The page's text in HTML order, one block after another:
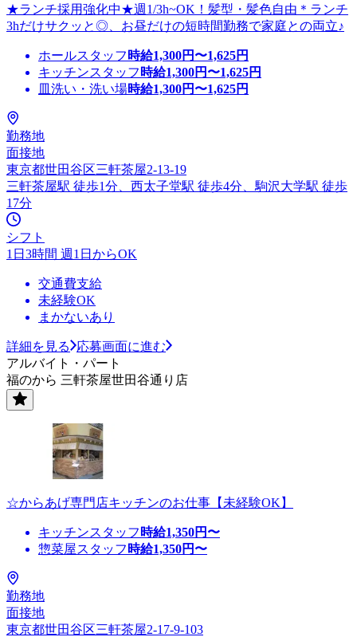
★ランチ採用強化中★週1/3h~OK！髪型・髪色自由＊ランチ
3hだけサクッと◎、お昼だけの短時間勤務で家庭との両立♪
ホールスタッフ 時給1,300円〜1,625円
キッチンスタッフ 時給1,300円〜1,625円
皿洗い・洗い場時給1,300円〜1,625円
勤務地
面接地
東京都世田谷区三軒茶屋2-13-19
三軒茶屋駅 徒歩1分、西太子堂駅 徒歩4分、駒沢大学駅 徒歩
17分
シフト
1日3時間 週1日からOK
交通費支給
未経験OK
まかないあり
詳細を見る
応募画面に進む
アルバイト・パート
福のから 三軒茶屋世田谷通り店
☆からあげ専門店キッチンのお仕事【未経験OK】
キッチンスタッフ 時給1,350円〜
惣菜屋スタッフ 時給1,350円〜
勤務地
面接地
東京都世田谷区三軒茶屋2-17-9-103